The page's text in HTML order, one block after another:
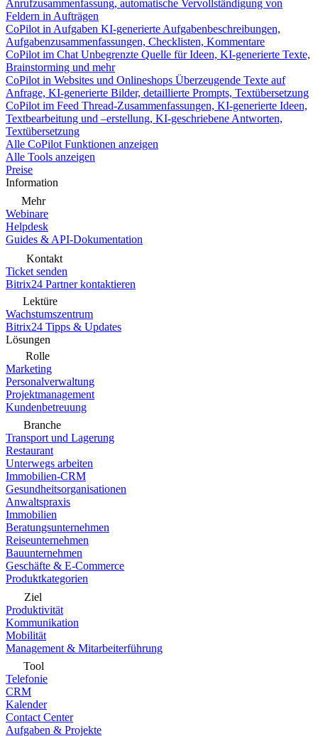
Anrufzusammenfassung, automatische Vervollständigung von
Feldern in Aufträgen
CoPilot in Aufgaben KI-generierte Aufgabenbeschreibungen,
Aufgabenzusammenfassungen, Checklisten, Kommentare
CoPilot im Chat Unbegrenzte Quelle für Ideen, KI-generierte Texte,
Brainstorming und mehr
CoPilot in Websites und Onlineshops Überzeugende Texte auf
Anfrage, KI-generierte Bilder, detaillierte Prompts, Textübersetzung
CoPilot im Feed Thread-Zusammenfassungen, KI-generierte Ideen,
Textbearbeitung und –erstellung, KI-geschriebene Antworten,
Textübersetzung
Alle CoPilot Funktionen anzeigen
Alle Tools anzeigen
Preise
Information
Mehr
Webinare
Helpdesk
Guides & API-Dokumentation
Kontakt
Ticket senden
Bitrix24 Partner kontaktieren
Lektüre
Wachstumszentrum
Bitrix24 Tipps & Updates
Lösungen
Rolle
Marketing
Personalverwaltung
Projektmanagement
Kundenbetreuung
Branche
Transport und Lagerung
Restaurant
Unterwegs arbeiten
Immobilien-CRM
Gesundheitsorganisationen
Anwaltspraxis
Immobilien
Beratungsunternehmen
Reiseunternehmen
Bauunternehmen
Geschäfte & E-Commerce
Produktkategorien
Ziel
Produktivität
Kommunikation
Mobilität
Management & Mitarbeiterführung
Tool
Telefonie
CRM
Kalender
Contact Center
Aufgaben & Projekte